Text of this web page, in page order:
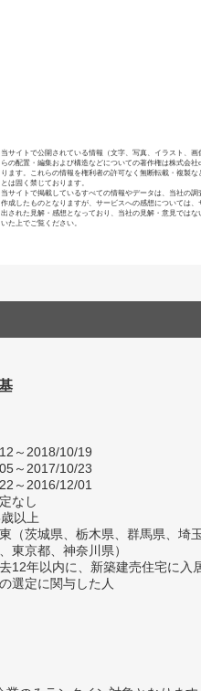
当サイトで公開されている情報（文字、写真、イラスト、
らの配置・編集および構造などについての著作権は株式会社
ります。これらの情報を権利者の許可なく無断転載・複製な
とは固く禁じております。
当サイトで掲載しているすべての情報やデータは、当社の調
作成したものとなりますが、サービスへの感想については、
出された見解・感想となっており、当社の見解・意見ではな
いた上でご覧ください。
12～2018/10/19
05～2017/10/23
～2016/12/01
なし
以上
（茨城県、栃木県、群馬県、埼
東京都、神奈川県）
12年以内に、新築建売住宅に入
選定に関与した人